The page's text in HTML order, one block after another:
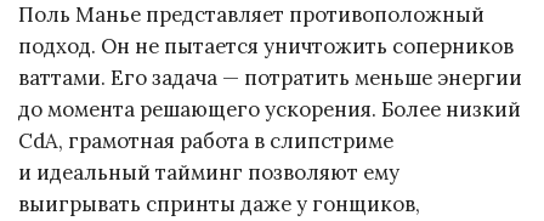
Поль Манье представляет противоположный
подход. Он не пытается уничтожить соперников
ваттами. Его задача — потратить меньше энергии
до момента решающего ускорения. Более низкий
CdA, грамотная работа в слипстриме
и идеальный тайминг позволяют ему
выигрывать спринты даже у гонщиков,